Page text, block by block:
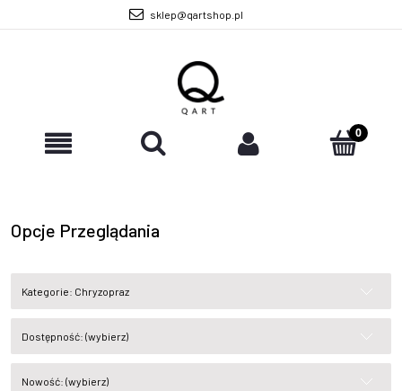
sklep@qartshop.pl
Opcje Przeglądania
Kategorie: Chryzopraz
Dostępność: (wybierz)
Nowość: (wybierz)